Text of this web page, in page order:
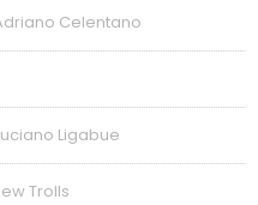
Celentano
Ligabue
Trolls